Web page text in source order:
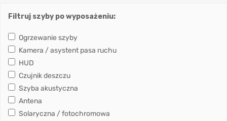
Filtruj szyby po wyposażeniu:
Ogrzewanie szyby
Kamera / asystent pasa ruchu
HUD
Czujnik deszczu
Szyba akustyczna
Antena
Solaryczna / fotochromowa